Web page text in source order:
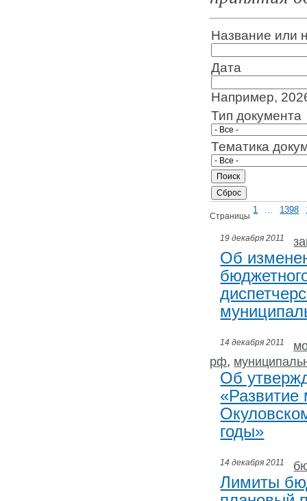
Название или
Дата
Например,
Тип документа
Тематика
Страницы
1 ... 1398
19 декабря 2011
Об
14 декабря 2011
рф,
Об
«Развитие
годы»
14 декабря 2011
Лимиты